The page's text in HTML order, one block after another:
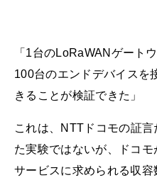
「1台のLoRaWANゲート
100台のエンドデバイスを
きることが検証できた」
これは、NTTドコモの証
た実験ではないが、ドコ
サービスに求められる収